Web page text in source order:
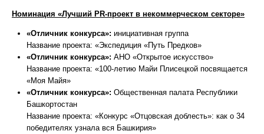
Номинация «Лучший PR-проект в некоммерческом секторе»
«Отличник конкурса»: инициативная группа
Название проекта: «Экспедиция «Путь Предков»
«Отличник конкурса»: АНО «Открытое искусство»
Название проекта: «100-летию Майи Плисецкой посвящается
«Моя Майя»
«Отличник конкурса»: Общественная палата Республики
Башкортостан
Название проекта: «Конкурс «Отцовская доблесть»: как о 34
победителях узнала вся Башкирия»